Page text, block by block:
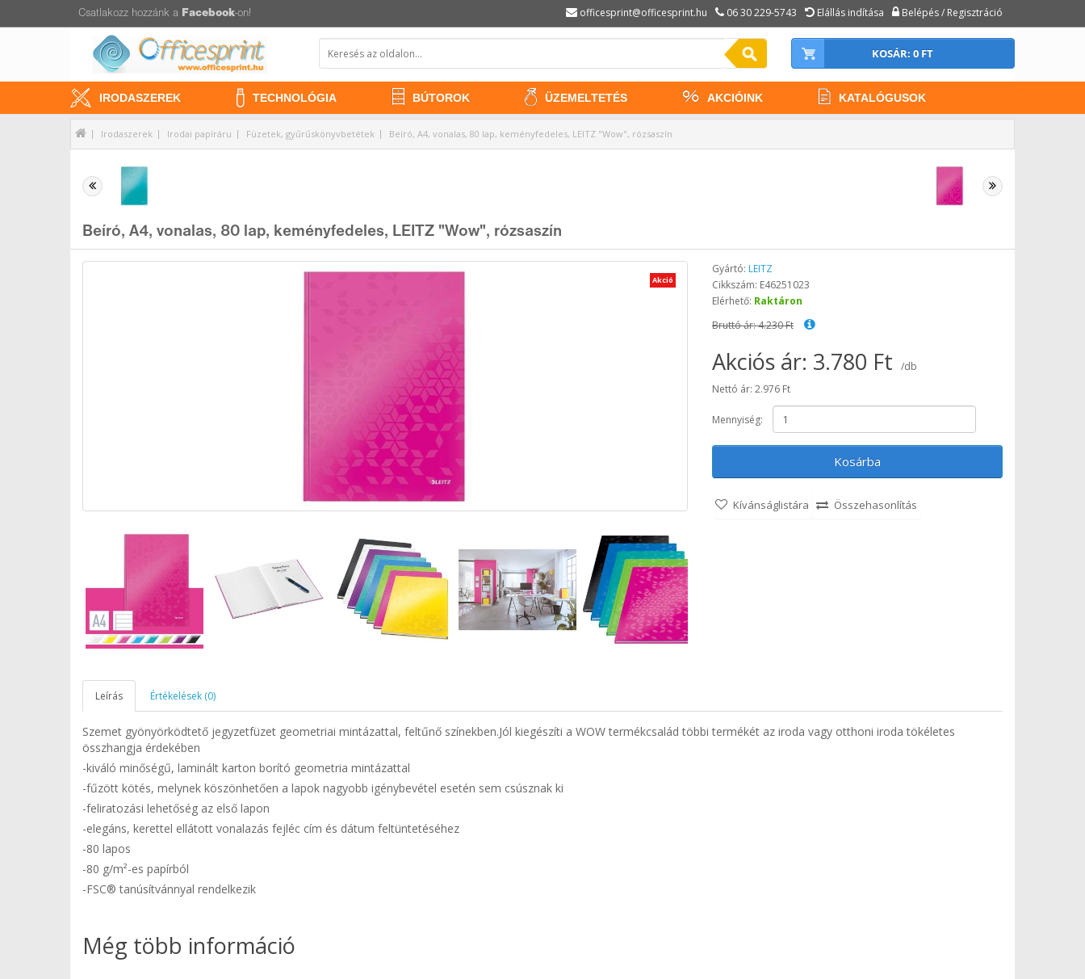
Csatlakozz hozzánk a Facebook-on! officesprint@officesprint.hu 06 30 229-5743 Elállás indítása Belépés / Regisztráció
KOSÁR: 0 FT
IRODASZEREK TECHNOLÓGIA BÚTOROK ÜZEMELTETÉS AKCIÓINK KATALÓGUSOK
Irodaszerek Irodai papíráru Füzetek, gyűrűskönyvbetétek Beíró, A4, vonalas, 80 lap, keményfedeles, LEITZ "Wow", rózsaszín
Beíró, A4, vonalas, 80 lap, keményfedeles, LEITZ "Wow", rózsaszín
Akció
Gyártó: LEITZ
Cikkszám: E46251023
Elérhető: Raktáron
Bruttó ár: 4.230 Ft
Akciós ár: 3.780 Ft
/db
Nettó ár: 2.976 Ft
Mennyiség:
Kosárba
Kívánságlistára Összehasonlítás
Leírás Értékelések (0)
Szemet gyönyörködtető jegyzetfüzet geometriai mintázattal, feltűnő színekben.Jól kiegészíti a WOW termékcsalád többi termékét az iroda vagy otthoni iroda tökéletes
összhangja érdekében
-kiváló minőségű, laminált karton borító geometria mintázattal
-fűzött kötés, melynek köszönhetően a lapok nagyobb igénybevétel esetén sem csúsznak ki
-feliratozási lehetőség az első lapon
-elegáns, kerettel ellátott vonalazás fejléc cím és dátum feltüntetéséhez
-80 lapos
-80 g/m²-es papírból
-FSC® tanúsítvánnyal rendelkezik
Még több információ